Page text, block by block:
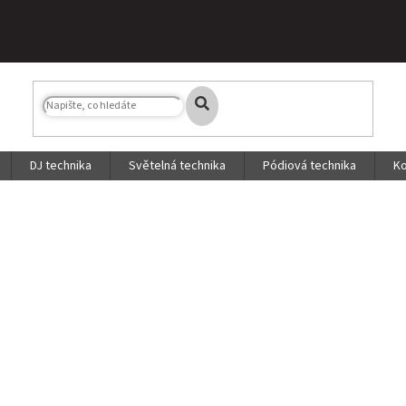
DJ technika Světelná technika Pódiová technika